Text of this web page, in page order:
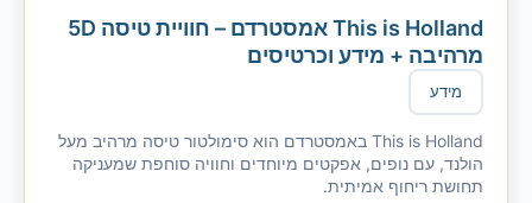
This is Holland אמסטרדם – חוויית טיסה 5D
מרהיבה + מידע וכרטיסים
מידע
This is Holland באמסטרדם הוא סימולטור טיסה מרהיב מעל
הולנד, עם נופים, אפקטים מיוחדים וחוויה סוחפת שמעניקה
תחושת ריחוף אמיתית.